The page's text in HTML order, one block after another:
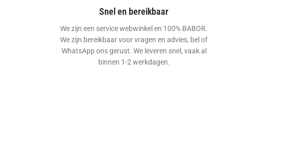
Snel en bereikbaar
We zijn een service webwinkel en 100% BABOR.
We zijn bereikbaar voor vragen en advies, bel of
WhatsApp ons gerust. We leveren snel, vaak al
binnen 1-2 werkdagen.